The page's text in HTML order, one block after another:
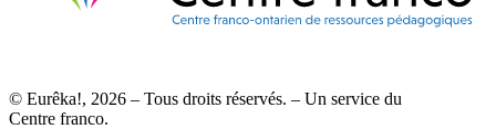
© Eurêka!, 2026 – Tous droits réservés. – Un service du
Centre franco.